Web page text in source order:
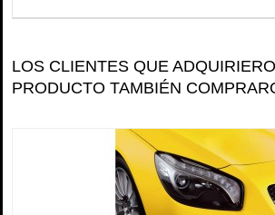
LOS CLIENTES QUE
PRODUCTO TAMBIÉN